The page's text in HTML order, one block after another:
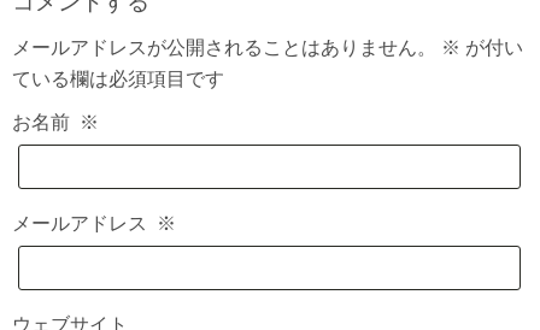
メールアドレスが公開されることはありません。 ※ が付い
ている欄は必須項目です
お名前 ※
メールアドレス ※
ウェブサイト